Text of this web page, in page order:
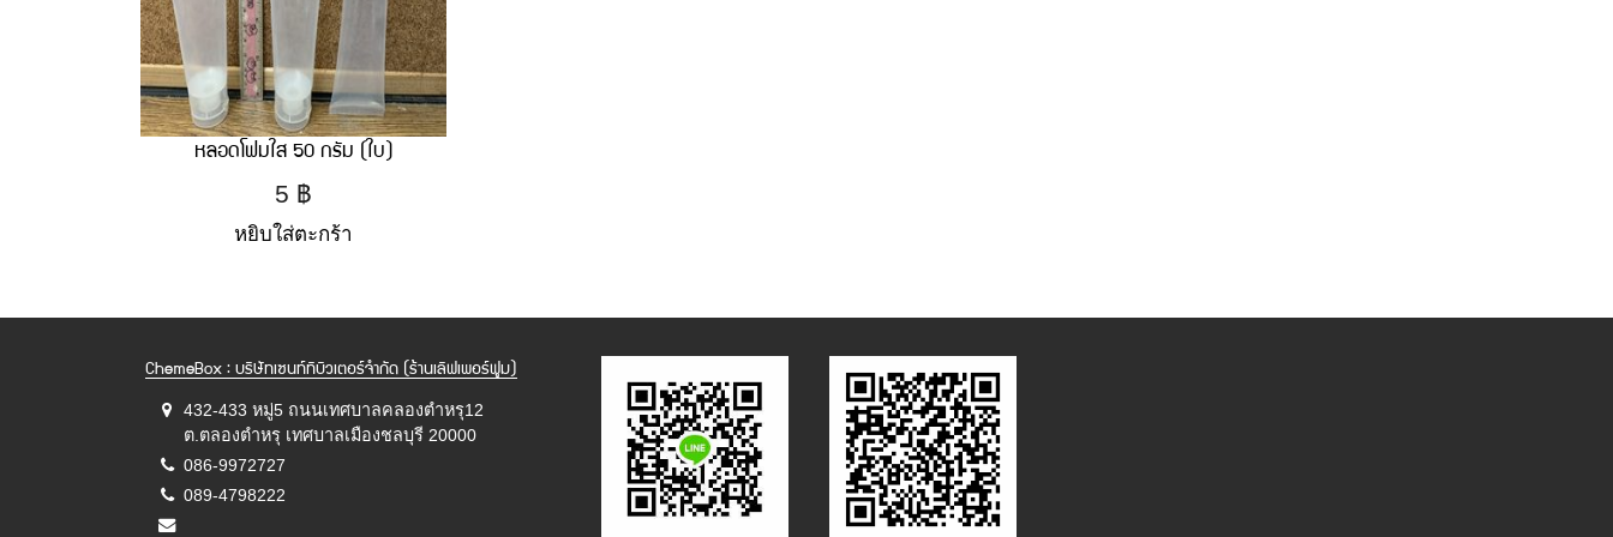
หลอดโฟมใส 50 กรัม (ใบ)
5 ฿
หยิบใส่ตะกร้า
ChemeBox : บริษัทเซนท์ทิบิวเตอร์จำกัด (ร้านเลิฟเพอร์ฟูม)
432-433 หมู่5 ถนนเทศบาลคลองตำหรุ12
ต.ตลองตำหรุ เทศบาลเมืองชลบุรี 20000
086-9972727
089-4798222